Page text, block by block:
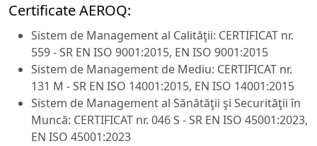
Certificate AEROQ:
Sistem de Management al Calităţii: CERTIFICAT nr.
559 - SR EN ISO 9001:2015, EN ISO 9001:2015
Sistem de Management de Mediu: CERTIFICAT nr.
131 M - SR EN ISO 14001:2015, EN ISO 14001:2015
Sistem de Management al Sănătăţii şi Securităţii în
Muncă: CERTIFICAT nr. 046 S - SR EN ISO 45001:2023,
EN ISO 45001:2023